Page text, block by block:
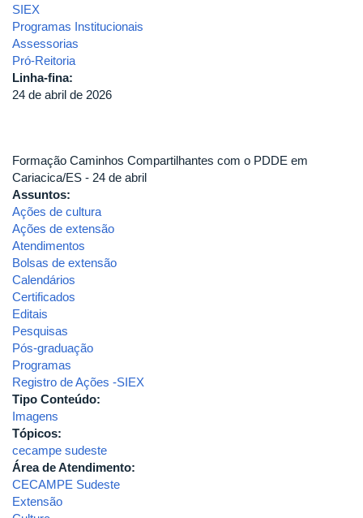
SIEX
Programas Institucionais
Assessorias
Pró-Reitoria
Linha-fina:
24 de abril de 2026
Formação Caminhos Compartilhantes com o PDDE em
Cariacica/ES - 24 de abril
Assuntos:
Ações de cultura
Ações de extensão
Atendimentos
Bolsas de extensão
Calendários
Certificados
Editais
Pesquisas
Pós-graduação
Programas
Registro de Ações -SIEX
Tipo Conteúdo:
Imagens
Tópicos:
cecampe sudeste
Área de Atendimento:
CECAMPE Sudeste
Extensão